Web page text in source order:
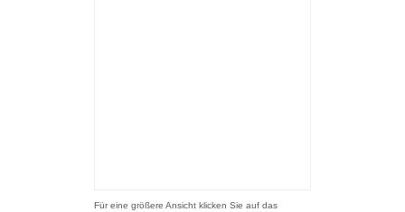
Für eine größere Ansicht klicken Sie auf das